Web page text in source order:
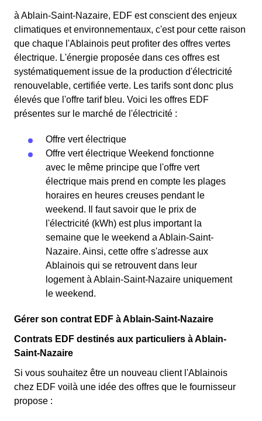
à Ablain-Saint-Nazaire, EDF est conscient des enjeux
climatiques et environnementaux, c'est pour cette raison
que chaque l'Ablainois peut profiter des offres vertes
électrique. L'énergie proposée dans ces offres est
systématiquement issue de la production d'électricité
renouvelable, certifiée verte. Les tarifs sont donc plus
élevés que l'offre tarif bleu. Voici les offres EDF
présentes sur le marché de l'électricité :
Offre vert électrique
Offre vert électrique Weekend fonctionne
avec le même principe que l'offre vert
électrique mais prend en compte les plages
horaires en heures creuses pendant le
weekend. Il faut savoir que le prix de
l'électricité (kWh) est plus important la
semaine que le weekend a Ablain-Saint-
Nazaire. Ainsi, cette offre s'adresse aux
Ablainois qui se retrouvent dans leur
logement à Ablain-Saint-Nazaire uniquement
le weekend.
Gérer son contrat EDF à Ablain-Saint-Nazaire
Contrats EDF destinés aux particuliers à Ablain-
Saint-Nazaire
Si vous souhaitez être un nouveau client l'Ablainois
chez EDF voilà une idée des offres que le fournisseur
propose :